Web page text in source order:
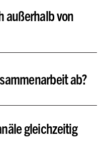
außerhalb von
ab?
gleichzeitig